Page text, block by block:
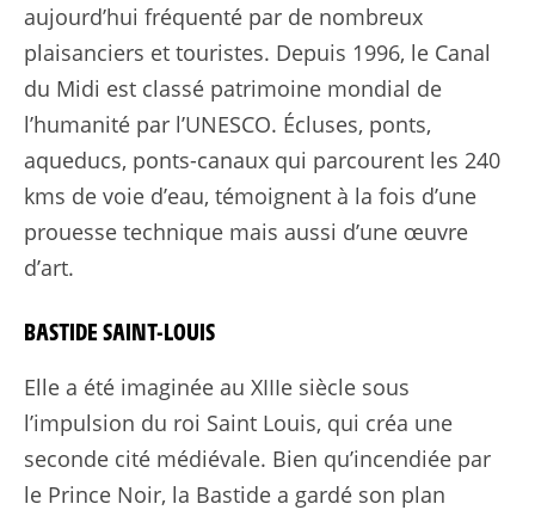
aujourd’hui fréquenté par de nombreux
plaisanciers et touristes. Depuis 1996, le Canal
du Midi est classé patrimoine mondial de
l’humanité par l’UNESCO. Écluses, ponts,
aqueducs, ponts-canaux qui parcourent les 240
kms de voie d’eau, témoignent à la fois d’une
prouesse technique mais aussi d’une œuvre
d’art.
BASTIDE SAINT-LOUIS
Elle a été imaginée au XIIIe siècle sous
l’impulsion du roi Saint Louis, qui créa une
seconde cité médiévale. Bien qu’incendiée par
le Prince Noir, la Bastide a gardé son plan